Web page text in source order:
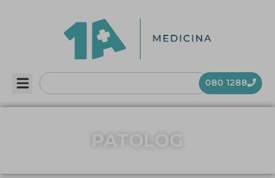
080 1288
PATOLOG